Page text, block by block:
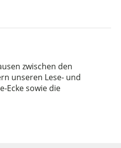
zwischen den
unseren Lese- und
Ecke sowie die